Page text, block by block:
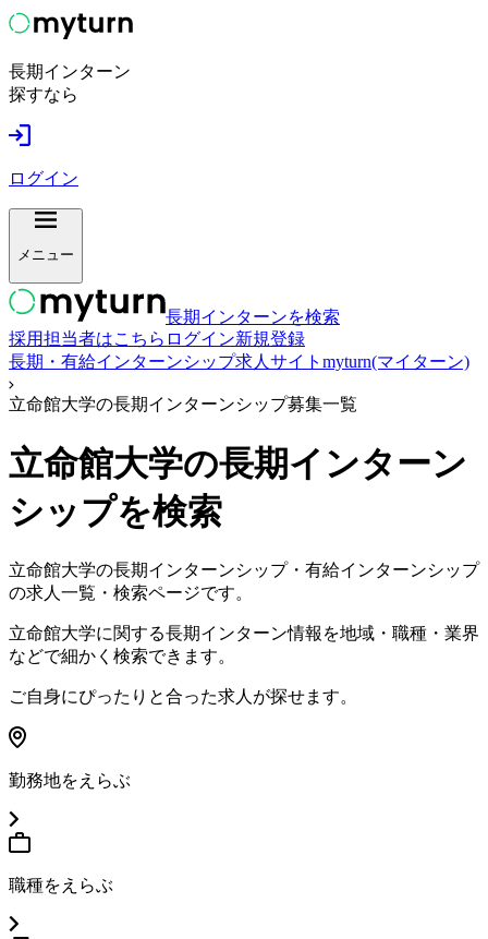
長期インターン
探すなら
ログイン
メニュー
長期インターンを検索
採用担当者はこちら ログイン新規登録
長期・有給インターンシップ求人サイトmyturn(マイターン)
立命館大学の長期インターンシップ募集一覧
立命館大学の長期インターン
シップを検索
立命館大学の長期インターンシップ・有給インターンシップ
の求人一覧・検索ページです。
立命館大学に関する長期インターン情報を地域・職種・業界
などで細かく検索できます。
ご自身にぴったりと合った求人が探せます。
勤務地をえらぶ
職種をえらぶ